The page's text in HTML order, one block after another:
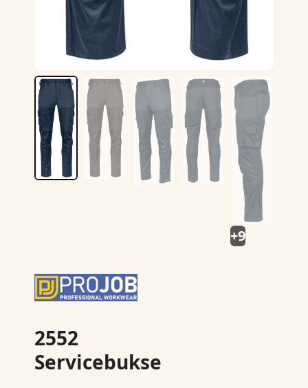
+9
2552
Servicebukse